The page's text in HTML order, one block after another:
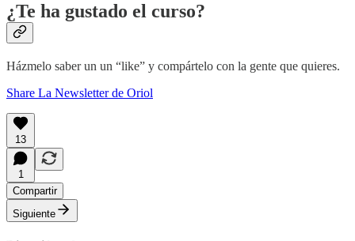
¿Te ha gustado el curso?
Házmelo saber un un “like” y compártelo con la gente que quieres.
Share La Newsletter de Oriol
13
1
Compartir
Siguiente